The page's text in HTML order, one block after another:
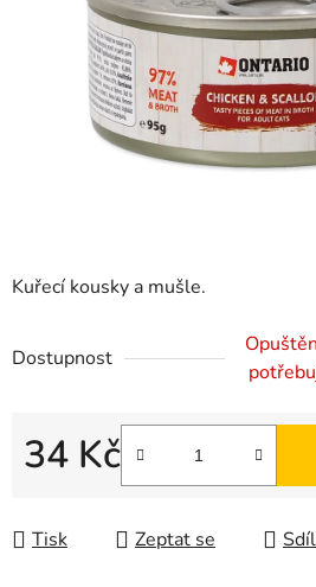
Kuřecí kousky a mušle.
Dostupnost
34 Kč
Měrná cena:
Tisk Zeptat se
hvězdiček.